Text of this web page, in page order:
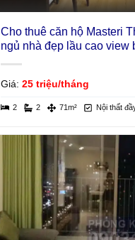
Cho thuê căn hộ Masteri
ngủ nhà đẹp lầu cao view
Giá: 25 triệu/tháng
2 2 71m² Nội thất